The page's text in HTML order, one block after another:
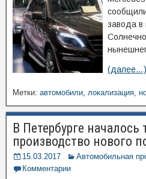
завода в
(далее…)
Метки: автомобили, локализация,
В Петербурге началось
производство нового
15.03.2017
Автомобильная
Комментарии